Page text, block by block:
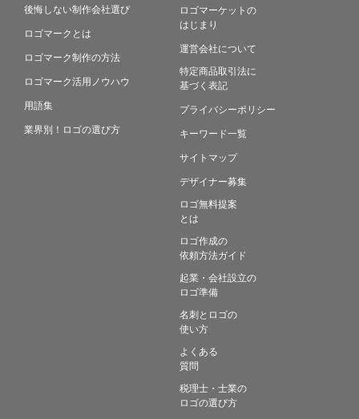
後悔しない制作会社選び
ロゴマークとは
ロゴマーク制作の方法
ロゴマーク活用ノウハウ
用語集
業界別！ロゴの選び方
ロゴマーケットの
はじまり
運営会社について
特定商品取引法に
基づく表記
プライバシーポリシー
キーワード一覧
サイトマップ
デザイナー募集
ロゴ無料提案
とは
ロゴ作成の
依頼方法ガイド
起業・会社設立の
ロゴ準備
名刺とロゴの
使い方
よくある
質問
税理士・士業の
ロゴの選び方